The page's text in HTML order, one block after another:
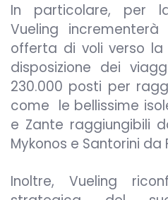
In particolare, per
Vueling
offerta di voli verso
disposizione dei
230.000 posti per
come le bellissime
e Zante raggiungibili
Mykonos e Santorini da
Inoltre, Vueling